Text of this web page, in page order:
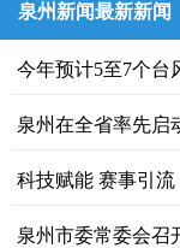
泉州新闻最新新闻
今年预计5至7个台
泉州在全省率先启
科技赋能 赛事引
泉州市委常委会召